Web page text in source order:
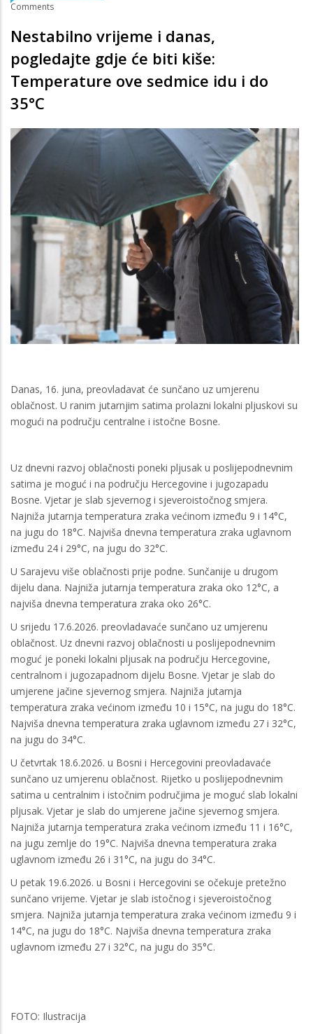
Comments
Nestabilno vrijeme i danas,
pogledajte gdje će biti kiše:
Temperature ove sedmice idu i do
35°C
Danas, 16. juna, preovladavat će sunčano uz umjerenu
oblačnost. U ranim jutarnjim satima prolazni lokalni pljuskovi su
mogući na području centralne i istočne Bosne.
Uz dnevni razvoj oblačnosti poneki pljusak u poslijepodnevnim
satima je moguć i na području Hercegovine i jugozapadu
Bosne. Vjetar je slab sjevernog i sjeveroistočnog smjera.
Najniža jutarnja temperatura zraka većinom između 9 i 14°C,
na jugu do 18°C. Najviša dnevna temperatura zraka uglavnom
između 24 i 29°C, na jugu do 32°C.
U Sarajevu više oblačnosti prije podne. Sunčanije u drugom
dijelu dana. Najniža jutarnja temperatura zraka oko 12°C, a
najviša dnevna temperatura zraka oko 26°C.
U srijedu 17.6.2026. preovladavaće sunčano uz umjerenu
oblačnost. Uz dnevni razvoj oblačnosti u poslijepodnevnim
moguć je poneki lokalni pljusak na području Hercegovine,
centralnom i jugozapadnom dijelu Bosne. Vjetar je slab do
umjerene jačine sjevernog smjera. Najniža jutarnja
temperatura zraka većinom između 10 i 15°C, na jugu do 18°C.
Najviša dnevna temperatura zraka uglavnom između 27 i 32°C,
na jugu do 34°C.
U četvrtak 18.6.2026. u Bosni i Hercegovini preovladavaće
sunčano uz umjerenu oblačnost. Rijetko u poslijepodnevnim
satima u centralnim i istočnim područjima je moguć slab lokalni
pljusak. Vjetar je slab do umjerene jačine sjevernog smjera.
Najniža jutarnja temperatura zraka većinom između 11 i 16°C,
na jugu zemlje do 19°C. Najviša dnevna temperatura zraka
uglavnom između 26 i 31°C, na jugu do 34°C.
U petak 19.6.2026. u Bosni i Hercegovini se očekuje pretežno
sunčano vrijeme. Vjetar je slab istočnog i sjeveroistočnog
smjera. Najniža jutarnja temperatura zraka većinom između 9 i
14°C, na jugu do 18°C. Najviša dnevna temperatura zraka
uglavnom između 27 i 32°C, na jugu do 35°C.
FOTO: Ilustracija